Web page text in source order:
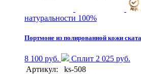
натуральности 100%
Портмоне из полированной кожи ската
8 100 руб.
Сплит 2 025 руб.
Артикул:
ks-508